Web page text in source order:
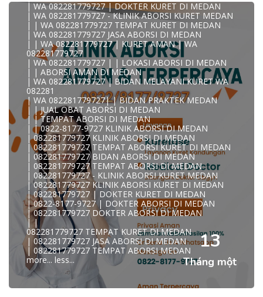
| WA 082281779727 | DOKTER KURET DI MEDAN
| WA 082281779727 - KLINIK ABORSI KURET MEDAN
| | WA 082281779727 TEMPAT KURET DI MEDAN
| WA 082281779727 JASA ABORSI DI MEDAN
| | WA 082281779727 | KURET AMAN | WA
082281779727
| WA 082281779727 | | LOKASI ABORSI DI MEDAN
| | ABORSI AMAN DI MEDAN
| WA 082281779727 | BIDAN MELAYANI KURET WA
082281
| WA 082281779727| | BIDAN PRAKTEK MEDAN
| | JUAL OBAT ABORSI DI MEDAN
| | TEMPAT ABORSI DI MEDAN
| | 0822-8177-9727 KLINIK ABORSI DI MEDAN
| 082281779727 KLINIK ABORSI DI MEDAN
| 082281779727 TEMPAT ABORSI KURET DI MEDAN
| 082281779727 BIDAN ABORSI DI MEDAN
| 082281779727 TEMPAT ABORSI DI MEDAN
| 082281779727 - KLINIK ABORSI KURET MEDAN
| 082281779727 KLINIK ABORSI KURET DI MEDAN
| 082281779727 | DOKTER KURET DI MEDAN
| 0822-8177-9727 | DOKTER ABORSI DI MEDAN
| 082281779727 DOKTER ABORSI DI MEDAN
| |
082281779727 TEMPAT KURET DI MEDAN
| 082281779727 JASA ABORSI DI MEDAN
| 082281779727 TEMPAT ABORSI MEDAN
more... less...
13
Tháng một
KLINIK ABORSI KURET MEDAN WA 082281779727 KLINIK
A
0822/81779/727 TEMPAT ABORSI MEDAN
WA 082281779727 DOKTER ABORSI MEDAN
WA 082281779727 KLINIK ABORSI MEDAN
WA 082281779727 TEMPAT ABORSI KURET MEDAN
082281779727 BIDAN ABORSI DI MEDAN
082281779727 DOKTER ABORSI DI MEDAN
WA 0822*81779*727 TEMPAT ABORSI MEDAN
WA 082281779727 DOKTER KURET DI MEDAN
WA 082281779727 TEMPAT KURET DI MEDAN
WA 082281779727 JASA ABORSI DI MEDAN
| WA 082-281-779-727 KURET AMAN WA 082281779727
TE
| WA 082-281-779-727 LOKASI ABORSI DI MEDAN
082-281-779-727 ABORSI AMAN DI MEDAN
| WA 082281779727 BIDAN MELAYANI KURET WA
08228177
WA 082281779727 BIDAN PRAKTEK MEDAN
| KLINIK ABORSI MEDAN
WA 082281779727 TEMPAT ABORSI DI MEDAN
| 082281779727 KLINIK ABORSI MEDAN
| WA 0822-8177-9727 DOKTER ABORSI DI MEDAN
| WA 082*2817797*27 BIDAN ABORSI DI MEDAN
| WA 0822*81779*727 KLINIK KURET DI MEDAN
WA 082281779727 KURET AMAN | WA 082281779727
KLINI